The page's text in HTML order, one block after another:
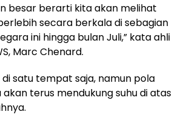
besar berarti kita akan melihat
secara berkala di sebagian
ini hingga bulan Juli,” kata ahli
Marc Chenard.
di satu tempat saja, namun pola
terus mendukung suhu di atas